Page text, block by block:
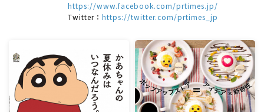
https://www.facebook.com/prtimes.jp/
Twitter： https://twitter.com/prtimes_jp